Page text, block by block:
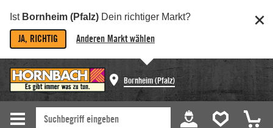
Ist Bornheim (Pfalz) Dein richtiger Markt?
JA, RICHTIG Anderen Markt wählen
Bornheim (Pfalz)